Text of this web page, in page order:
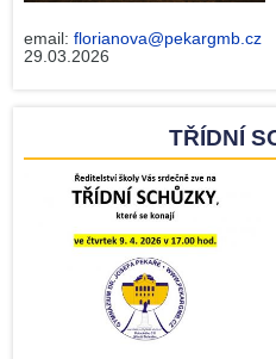
email: florianova@pekargmb.cz
29.03.2026
TŘÍDNÍ